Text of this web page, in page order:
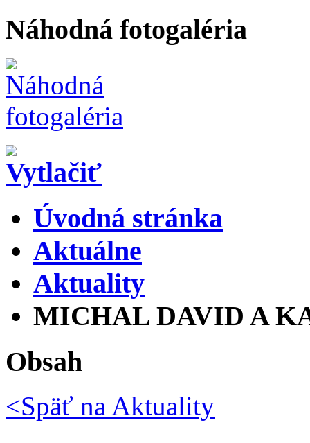
Náhodná fotogaléria
Úvodná stránka
Aktuálne
Aktuality
MICHAL DAVID A
Obsah
<Späť na Aktuality